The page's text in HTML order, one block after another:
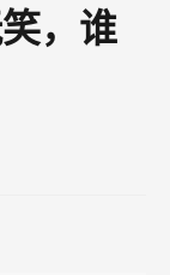
，谁